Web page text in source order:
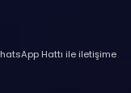
Hattı ile iletişime